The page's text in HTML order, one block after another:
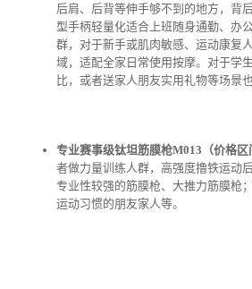
后肩、后背等伸手够不到的地方，背
型手柄轻量化适合上班随身通勤、办
群，对于新手或肌肉敏感、运动康复
域，适配全家日常使用按摩。对于学
比，或者送家人朋友实用礼物等场景
专业赛事级钛坦筋膜枪M013（价格区
者做力量训练人群，高强度撸铁运动
专业性较强的筋膜枪、大推力筋膜枪
运动习惯的朋友家人等。